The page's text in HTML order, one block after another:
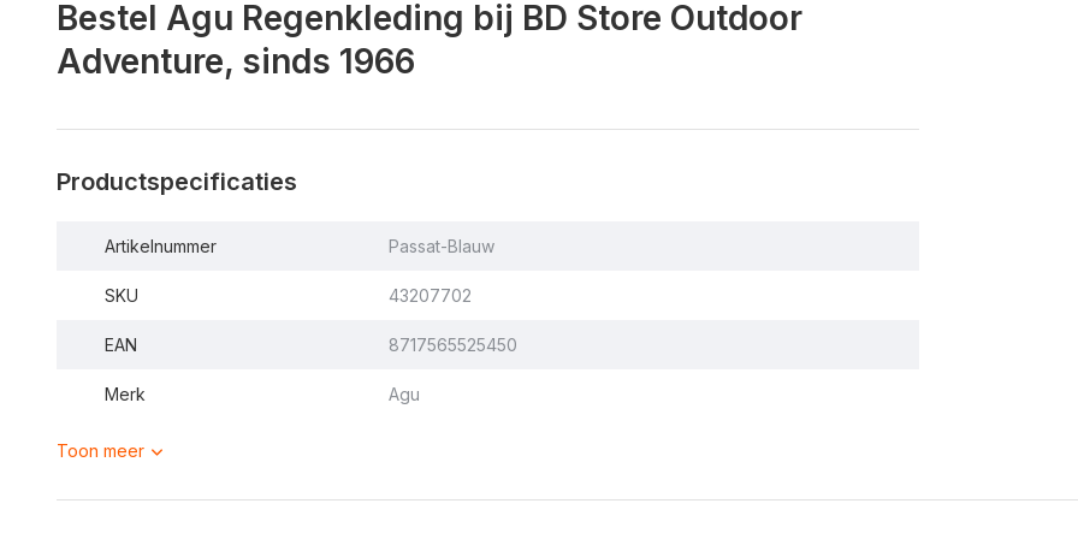
Bestel Agu Regenkleding bij BD Store Outdoor
Adventure, sinds 1966
Productspecificaties
Artikelnummer Passat-Blauw
SKU 43207702
EAN 8717565525450
Merk Agu
Toon meer